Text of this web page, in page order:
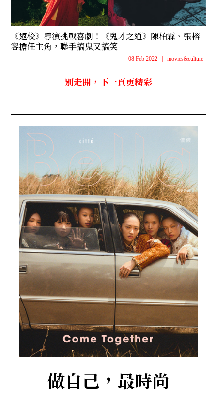
《返校》導演挑戰喜劇！《鬼才之道》陳柏霖、張榕
容擔任主角，聯手搞鬼又搞笑
08 Feb 2022 | movies&culture
別走開，下一頁更精彩
做自己，最時尚